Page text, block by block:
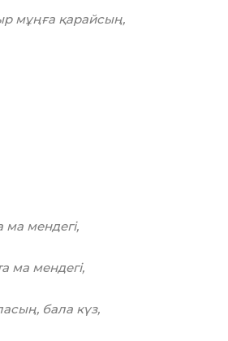
мұңға қарайсың,
мендегі,
ма мендегі,
бала күз,